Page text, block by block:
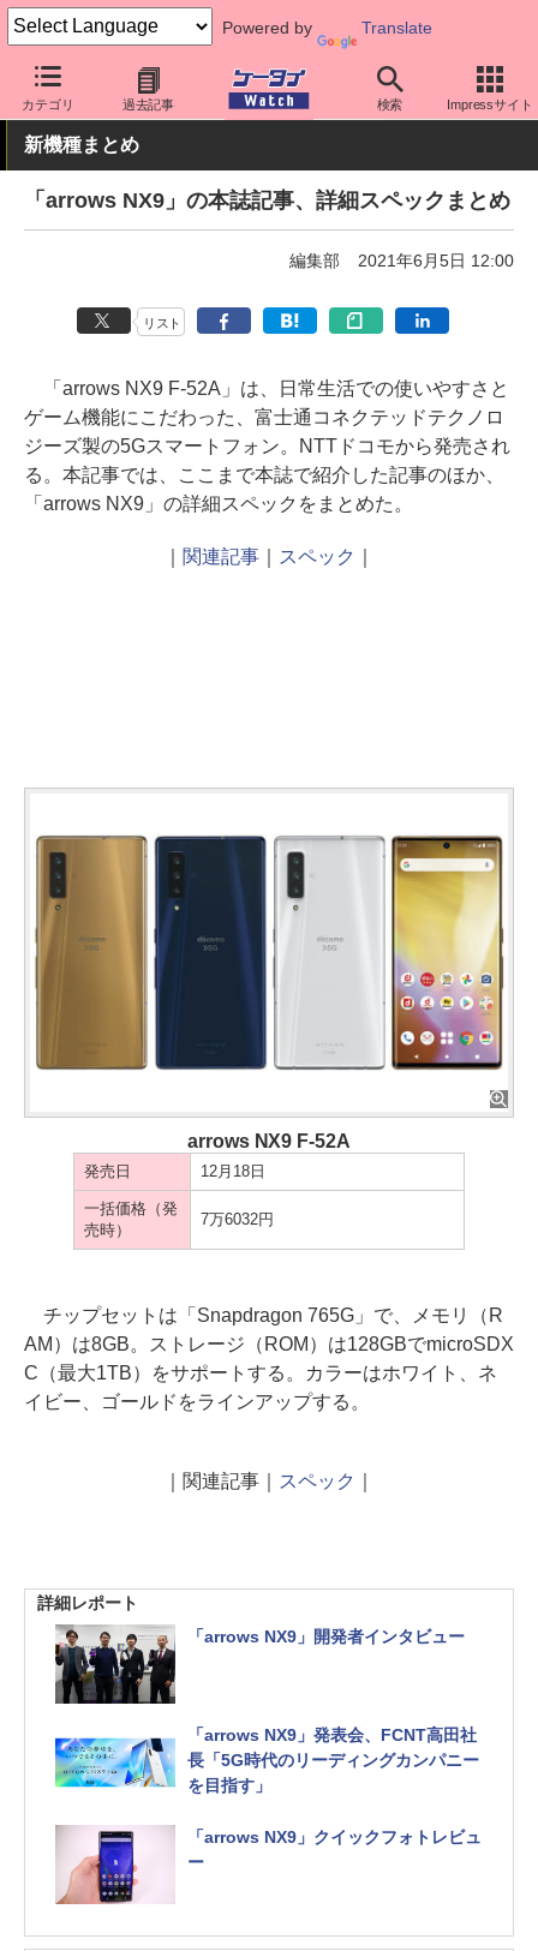
Powered by Translate
カテゴリ 過去記事 検索 Impressサイト
ケータイ Watch キャリア ドコモ
新機種まとめ
「arrows NX9」の本誌記事、詳細スペックまとめ
編集部 2021年6月5日 12:00
リスト
「arrows NX9 F-52A」は、日常生活での使いやすさと
ゲーム機能にこだわった、富士通コネクテッドテクノロ
ジーズ製の5Gスマートフォン。NTTドコモから発売され
る。本記事では、ここまで本誌で紹介した記事のほか、
「arrows NX9」の詳細スペックをまとめた。
関連記事 スペック
arrows NX9 F-52A
発売日 12月18日
一括価格（発
売時）
7万6032円
チップセットは「Snapdragon 765G」で、メモリ（R
AM）は8GB。ストレージ（ROM）は128GBでmicroSDX
C（最大1TB）をサポートする。カラーはホワイト、ネ
イビー、ゴールドをラインアップする。
｜関連記事｜ スペック
詳細レポート
「arrows NX9」開発者インタビュー
「arrows NX9」発表会、FCNT高田社
長「5G時代のリーディングカンパニー
を目指す」
「arrows NX9」クイックフォトレビュ
ー